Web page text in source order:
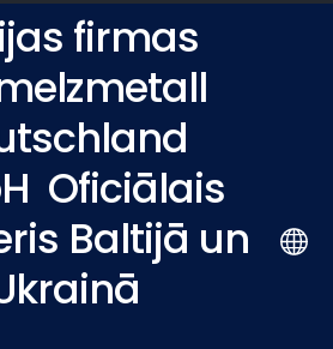
firmas
Oficiālais
Baltijā un